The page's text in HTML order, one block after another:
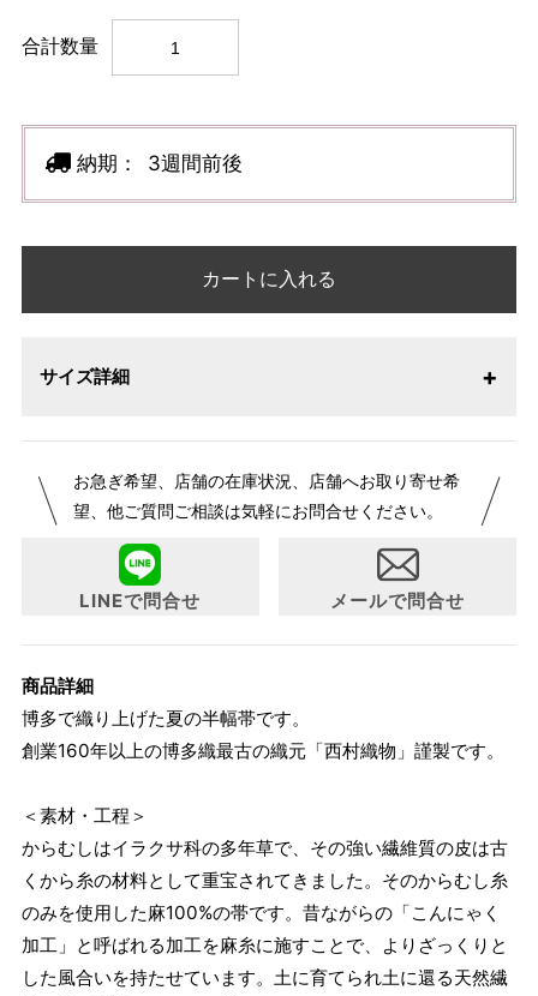
合計数量
納期： 3週間前後
カートに入れる
サイズ詳細
が変更になりました。パターンオーダーは、お客様のお声か
らよりお召しになりやすい寸法に変更いたしました。変更点
について詳細をお知りになりたい方はお問い合わせくださ
お急ぎ希望、店舗の在庫状況、店舗へお取り寄せ希
望、他ご質問ご相談は気軽にお問合せください。
LINEで問合せ メールで問合せ
商品詳細
博多で織り上げた夏の半幅帯です。
創業160年以上の博多織最古の織元「西村織物」謹製です。
＜素材・工程＞
からむしはイラクサ科の多年草で、その強い繊維質の皮は古
くから糸の材料として重宝されてきました。そのからむし糸
のみを使用した麻100%の帯です。昔ながらの「こんにゃく
加工」と呼ばれる加工を麻糸に施すことで、よりざっくりと
した風合いを持たせています。土に育てられ土に還る天然繊